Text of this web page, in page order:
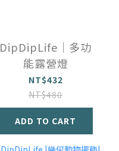
DipDipLife｜多功
能露營燈
NT$432
NT$480
ADD TO CART